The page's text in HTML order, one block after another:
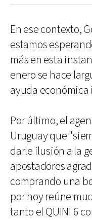
En ese contexto,
estamos
más en esta
enero se hace
ayuda
Por último, el
Uruguay que
darle ilusión a la
apostadores
comprando una
por hoy reúne
tanto el QUINI 6